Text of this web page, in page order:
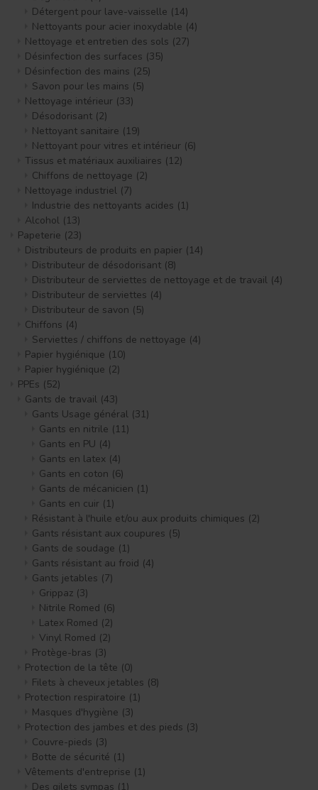
Détergent pour lave-vaisselle (14)
Nettoyants pour acier inoxydable (4)
Nettoyage et entretien des sols (27)
Désinfection des surfaces (35)
Désinfection des mains (25)
Savon pour les mains (5)
Nettoyage intérieur (33)
Désodorisant (2)
Nettoyant sanitaire (19)
Nettoyant pour vitres et intérieur (6)
Tissus et matériaux auxiliaires (12)
Chiffons de nettoyage (2)
Nettoyage industriel (7)
Industrie des nettoyants acides (1)
Alcohol (13)
Papeterie (23)
Distributeurs de produits en papier (14)
Distributeur de désodorisant (8)
Distributeur de serviettes de nettoyage et de travail (4)
Distributeur de serviettes (4)
Distributeur de savon (5)
Chiffons (4)
Serviettes / chiffons de nettoyage (4)
Papier hygiénique (10)
Papier hygiénique (2)
PPEs (52)
Gants de travail (43)
Gants Usage général (31)
Gants en nitrile (11)
Gants en PU (4)
Gants en latex (4)
Gants en coton (6)
Gants de mécanicien (1)
Gants en cuir (1)
Résistant à l'huile et/ou aux produits chimiques (2)
Gants résistant aux coupures (5)
Gants de soudage (1)
Gants résistant au froid (4)
Gants jetables (7)
Grippaz (3)
Nitrile Romed (6)
Latex Romed (2)
Vinyl Romed (2)
Protège-bras (3)
Protection de la tête (0)
Filets à cheveux jetables (8)
Protection respiratoire (1)
Masques d'hygiène (3)
Protection des jambes et des pieds (3)
Couvre-pieds (3)
Botte de sécurité (1)
Vêtements d'entreprise (1)
Des gilets sympas (1)